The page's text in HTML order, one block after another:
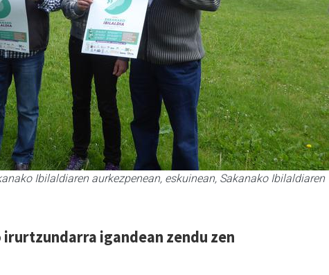
Ibilaldiaren aurkezpenean, eskuinean, Sakanako Ibilaldiaren
igandean zendu zen